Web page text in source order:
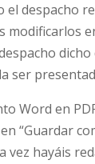
despacho
ser
Word en
“Guardar
vez hayáis